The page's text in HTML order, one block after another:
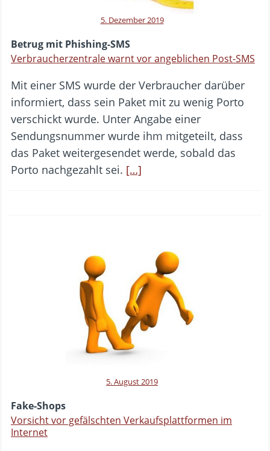
5. Dezember 2019
Betrug mit Phishing-SMS
Verbraucherzentrale warnt vor angeblichen Post-SMS
Mit einer SMS wurde der Verbraucher darüber
informiert, dass sein Paket mit zu wenig Porto
verschickt wurde. Unter Angabe einer
Sendungsnummer wurde ihm mitgeteilt, dass
das Paket weitergesendet werde, sobald das
Porto nachgezahlt sei. […]
5. August 2019
Fake-Shops
Vorsicht vor gefälschten Verkaufsplattformen im
Internet